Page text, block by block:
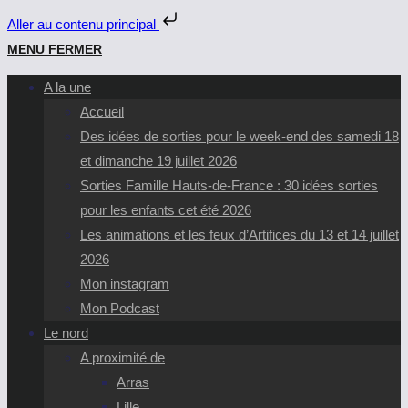
Aller au contenu principal
Skip
to
content
MENU FERMER
A la une
Accueil
Des idées de sorties pour le week-end des samedi 18
et dimanche 19 juillet 2026
Sorties Famille Hauts-de-France : 30 idées sorties
pour les enfants cet été 2026
Les animations et les feux d’Artifices du 13 et 14 juillet
2026
Mon instagram
Mon Podcast
Le nord
A proximité de
Arras